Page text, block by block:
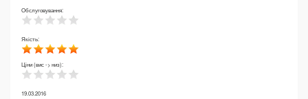
Обслуговування:
Якість:
Ціни (вис -> низ):
19.03.2016